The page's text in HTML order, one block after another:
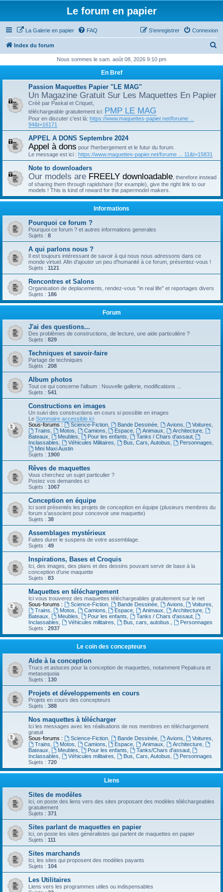
Le forum en papier
La Galerie en papier FAQ Connexion
S’enregistrer
Index du forum
h
Nous sommes le sam. août 08, 2026 9:10 pm
En Bref
Passion Maquettes Papier "LE MAG"
Un Magazine Gratuit Sur Les Maquettes En Papier
Créé par Paskal et Criquet,
téléchargeable gratuitement ici: PMP LE MAG
Pour en discuter c'est là: https://www.maquettes-papier.net/forume ...
94&t=16171
APPEL A DONS Septembre 2024
Appel à dons pour l'herbergement et le futur du forum.
Le message est ici : https://www.maquettes-papier.net/forume ... 11&t=15831
Note to downloaders
Our models are FREELY downloadable , therefore instead
of sharing them through rapidshare (for example), give the right link to our
models ! This is kind of reward for the papermodel makers.
Informations
Pourquoi ce forum ?
Pourquoi ce forum ? et autres informations generales
Sujets : 8
A qui parlons nous ?
Il est toujours intéressant de savoir à qui nous nous adressons dans ce
monde virtuel. Afin d'ajouter un peu d'humanité à ce forum, présentez-vous !
Sujets : 1121
Rencontres et Salons
Organisation de deplacements, rendez-vous "in real life" et reportages divers
Sujets : 186
Forum
J'ai des questions...
Des problèmes de constructions, de lecture, une aide particulière ?
Sujets : 829
Techniques et savoir-faire
Partage de techniques
Sujets : 208
Album photos
Tout ce qui concerne l'album : Nouvelle gallerie, modifications ...
Sujets : 541
Constructions en images
Un suivi des constructions en cours si possible en images
Le Sommaire accessible ici
Sous-forums :
Science-Fiction, Bande Dessinée, Avions Voitures
Trains
Motos Camions Espace Animaux Architecture
Bateaux
Meubles Pour les enfants Tanks / Chars d'assaut,
Inclassables
Véhicules Militaires Bus, Cars, Autobus Personnages
Mini Maxi Austin
Sujets : 1900
Rêves de maquettes
Vous cherchez un sujet particulier ?
Postez vos demandes ici
Sujets : 1067
Conception en équipe
Ici sont présentés les projets de conception en équipe (plusieurs membres du
forum s'associent pour concevoir une maquette)
Sujets : 38
Assemblages mystérieux
Faites durer le suspens de votre assemblage.
Sujets : 49
Inspirations, Bases et Croquis
Ici, des images, des plans et des dessins pouvant servir de base à la
conception d'une maquette
Sujets : 83
Maquettes en téléchargement
Ici vous trouverez des maquettes téléchargeables gratuitement sur le net
Sous-forums :
Science-Fiction, Bande Dessinée, Avions Voitures
Trains
Motos Camions Espace Animaux Architecture
Bateaux
Meubles Pour les enfants Tanks / Chars d'assaut,
Inclassables
Véhicules militaires Bus, cars, autobus.
Personnages
Sujets : 2937
Le coin des concepteurs
Aide à la conception
Trucs et astuces pour la conception de maquettes, notamment Pepakura et
metasequoia
Sujets : 130
Projets et développements en cours
Projets en cours des concepteurs
Sujets : 388
Nos maquettes à télécharger
Ici les messages avec les réalisations de nos membres en téléchargement
gratuit
Sous-forums :
Science-Fiction, Bande Dessinée, Avions Voitures
Trains
Motos Camions Espace Animaux Architecture
Bateaux
Meubles Pour les enfants Tanks/Chars d'assaut,
Inclassables
Véhicules militaires Bus, Cars, Autobus
Personnages
Sujets : 720
Liens
Sites de modèles
Ici, on poste des liens vers des sites proposant des modèles téléchargeables
gratuitement
Sujets : 371
Sites parlant de maquettes en papier
Ici, on poste les sites généralistes qui parlent de maquettes en papier
Sujets : 111
Sites marchands
Ici, les sites qui proposent des modèles payants
Sujets : 104
Les Utilitaires
Liens vers les programmes utiles ou indispensables